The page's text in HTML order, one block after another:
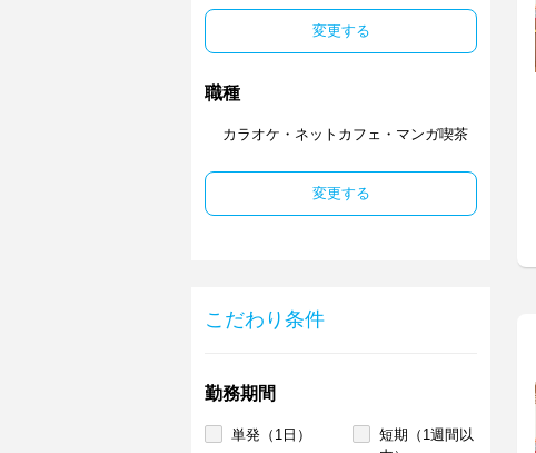
変更する
職種
カラオケ・ネットカフェ・マンガ喫茶
変更する
こだわり条件
勤務期間
単発（1日）
短期（1週間以